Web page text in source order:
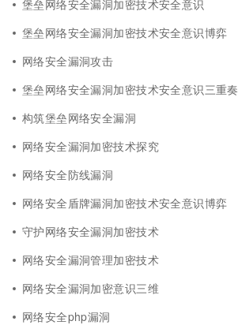
堡垒网络安全漏洞加密技术安全意识
堡垒网络安全漏洞加密技术安全意识博弈
网络安全漏洞攻击
堡垒网络安全漏洞加密技术安全意识三重奏
构筑堡垒网络安全漏洞
网络安全漏洞加密技术探究
网络安全防线漏洞
网络安全盾牌漏洞加密技术安全意识博弈
守护网络安全漏洞加密技术
网络安全漏洞管理加密技术
网络安全漏洞加密意识三维
网络安全php漏洞